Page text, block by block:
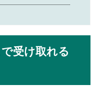
受け取れる